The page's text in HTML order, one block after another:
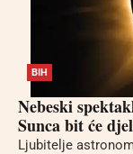
BIH
Nebeski
Sunca bit će
Ljubitelje